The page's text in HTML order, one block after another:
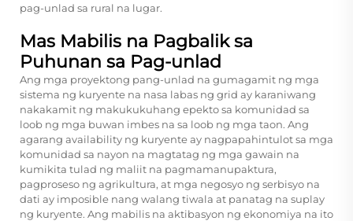
pag-unlad sa rural na lugar.
Mas Mabilis na Pagbalik sa
Puhunan sa Pag-unlad
Ang mga proyektong pang-unlad na gumagamit ng mga
sistema ng kuryente na nasa labas ng grid ay karaniwang
nakakamit ng makukukuhang epekto sa komunidad sa
loob ng mga buwan imbes na sa loob ng mga taon. Ang
agarang availability ng kuryente ay nagpapahintulot sa mga
komunidad sa nayon na magtatag ng mga gawain na
kumikita tulad ng maliit na pagmamanupaktura,
pagproseso ng agrikultura, at mga negosyo ng serbisyo na
dati ay imposible nang walang tiwala at panatag na suplay
ng kuryente. Ang mabilis na aktibasyon ng ekonomiya na ito